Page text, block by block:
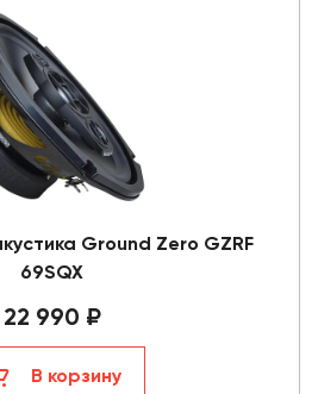
Ground Zero GZRF
69SQX
22 990 ₽
В корзину